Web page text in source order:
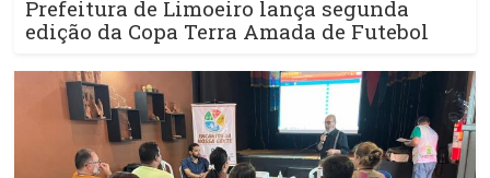
Prefeitura de Limoeiro lança segunda
edição da Copa Terra Amada de Futebol